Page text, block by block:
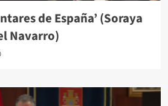
de España’ (Soraya
Navarro)